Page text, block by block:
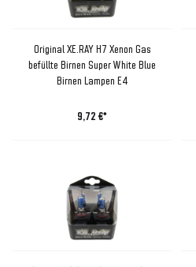
Original XE.RAY H7 Xenon Gas
befüllte Birnen Super White Blue
Birnen Lampen E4
9,72 €*